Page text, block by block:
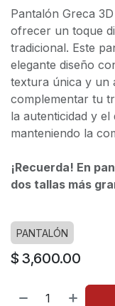
Pantalón Greca
ofrecer un toque
tradicional. Este
elegante diseño
textura única y un
complementar tu
la autenticidad y
manteniendo la
¡Recuerda! En
dos tallas más
PANTALÓN
$ 3,600.00